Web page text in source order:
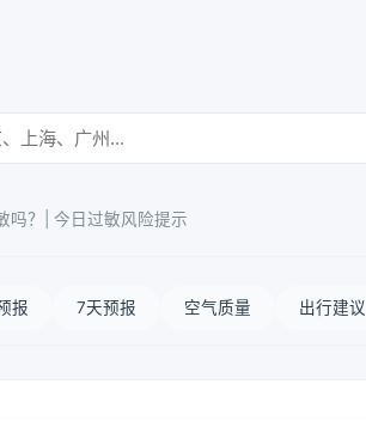
吗？| 今日过敏风险提示
报 7天预报 空气质量 出行建议